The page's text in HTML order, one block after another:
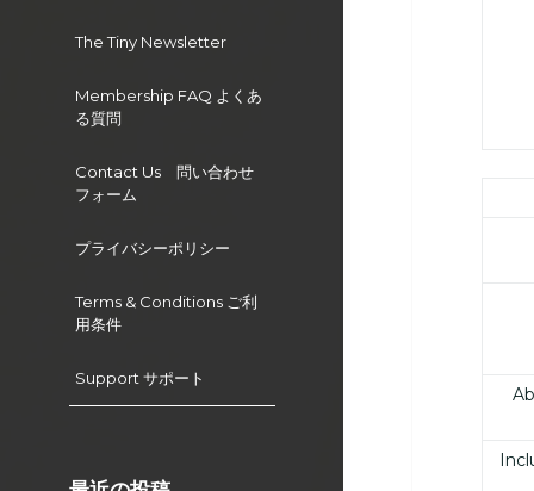
The Tiny Newsletter
Membership FAQ よくあ
る質問
Contact Us 問い合わせ
フォーム
プライバシーポリシー
Terms & Conditions ご利
用条件
Support サポート